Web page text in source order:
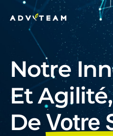
Notre
Et
De Votre